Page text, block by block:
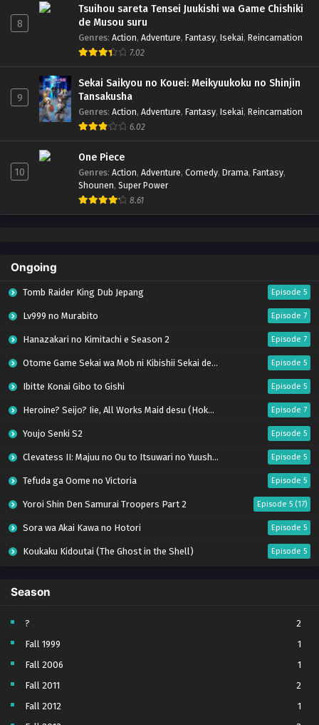
8
Tsuihou sareta Tensei Juukishi wa Game Chishiki
de Musou suru
Genres: Action, Adventure, Fantasy, Isekai, Reincarnation
7.02
9
Sekai Saikyou no Kouei: Meikyuukoku no Shinjin
Tansakusha
Genres: Action, Adventure, Fantasy, Isekai, Reincarnation
6.02
10
One Piece
Genres: Action, Adventure, Comedy, Drama, Fantasy,
Shounen, Super Power
8.61
Ongoing
Tomb Raider King Dub Jepang Episode 5
Lv999 no Murabito Episode 7
Hanazakari no Kimitachi e Season 2 Episode 7
Otome Game Sekai wa Mob ni Kibishii Sekai desu 2 Episode 5
Ibitte Konai Gibo to Gishi Episode 5
Heroine? Seijo? Iie, All Works Maid desu (Hokori)! Episode 7
Youjo Senki S2 Episode 5
Clevatess II: Majuu no Ou to Itsuwari no Yuusha Denshou Episode 5
Tefuda ga Oome no Victoria Episode 5
Yoroi Shin Den Samurai Troopers Part 2 Episode 5 (17)
Sora wa Akai Kawa no Hotori Episode 5
Koukaku Kidoutai (The Ghost in the Shell) Episode 5
Tai-Ari deshita. Ojousama wa Kakutou Game nante Shinai
World Is Dancing Episode 6
Bai Ri Cheng Wang Episode 13
Kabushikigaisha Magi-Lumière S2 Episode 5
Toumei na Yoru ni Kakeru Kimi to, Me ni Mienai Koi wo Shita.
Season
?
2
Fall 1999
1
Fall 2006
1
Fall 2011
2
Fall 2012
1